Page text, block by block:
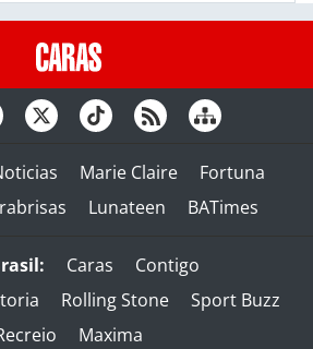
Marie Claire
Fortuna
Lunateen BATimes
Caras
Contigo
Rolling Stone
Sport Buzz
Maxima